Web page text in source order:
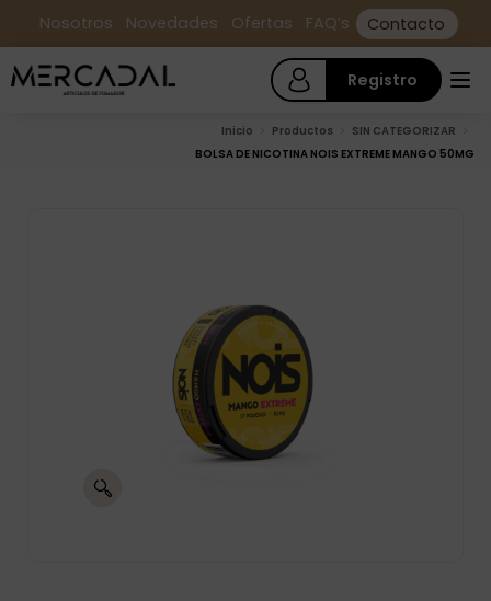
Nosotros Novedades Ofertas FAQ’s Contacto
Registro
Inicio Productos
SIN CATEGORIZAR
BOLSA DE NICOTINA NOIS EXTREME MANGO 50MG